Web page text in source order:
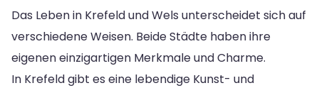
Das Leben in Krefeld und Wels unterscheidet sich auf
verschiedene Weisen. Beide Städte haben ihre
eigenen einzigartigen Merkmale und Charme.
In Krefeld gibt es eine lebendige Kunst- und